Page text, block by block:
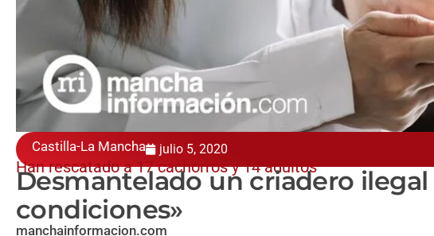
Castilla-La Mancha julio 5, 2020
Han rescatado a 17 cachorros y 14 adultos
Desmantelado un criadero
condiciones»
manchainformacion.com